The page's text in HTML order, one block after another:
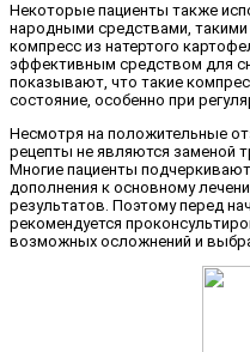
Некоторые пациенты также
народными средствами,
компресс из натертого
эффективным средством для
показывают, что такие
состояние, особенно при
Несмотря на положительные
рецепты не являются заменой
Многие пациенты
дополнения к основному
результатов. Поэтому перед
рекомендуется
возможных осложнений и